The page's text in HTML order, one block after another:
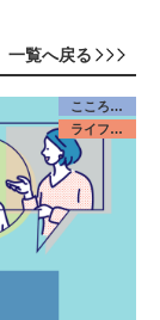
一覧へ戻る
こころケア
ライフデザイン／みんな